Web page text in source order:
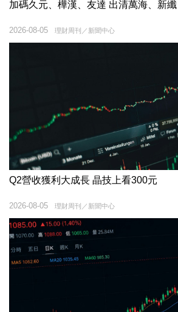
理財周刊／新聞中心
2026-08-05
Q2營收獲利大成長 晶技上看300元
理財周刊／新聞中心
2026-08-05